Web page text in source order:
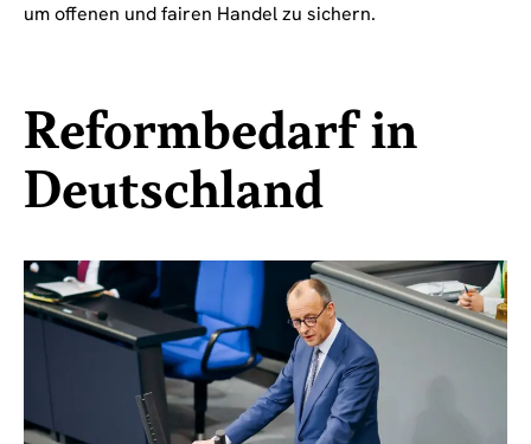
um offenen und fairen Handel zu sichern.
Reformbedarf in
Deutschland